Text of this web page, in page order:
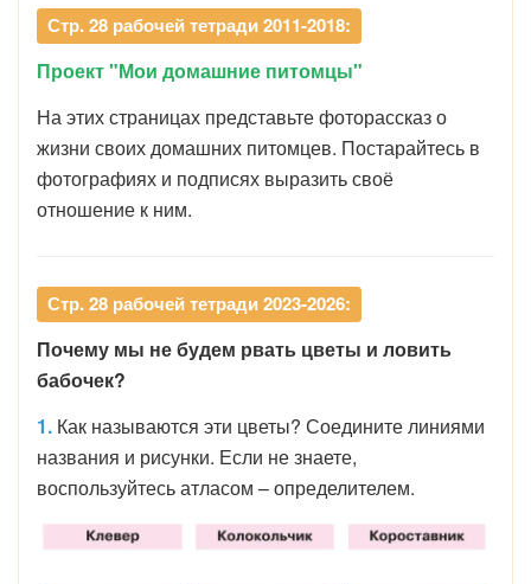
Стр. 28 рабочей тетради 2011-2018:
Проект "Мои домашние питомцы"
На этих страницах представьте фоторассказ о
жизни своих домашних питомцев. Постарайтесь в
фотографиях и подписях выразить своё
отношение к ним.
Стр. 28 рабочей тетради 2023-2026:
Почему мы не будем рвать цветы и ловить
бабочек?
1. Как называются эти цветы? Соедините линиями
названия и рисунки. Если не знаете,
воспользуйтесь атласом – определителем.